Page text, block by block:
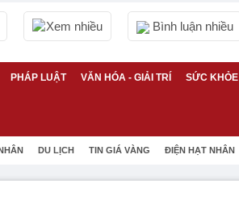
Xem nhiều Bình luận nhiều
PHÁP LUẬT VĂN HÓA - GIẢI TRÍ SỨC KHỎE
DU LỊCH TIN GIÁ VÀNG ĐIỆN HẠT NHÂN